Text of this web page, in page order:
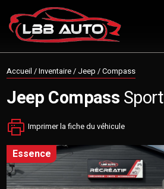
Accueil /Inventaire/ Jeep /Compass
JeepCompassSport
Imprimer la fiche du véhicule
essence